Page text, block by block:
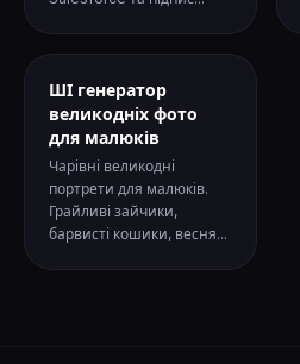
ШІ генератор
великодніх фото
для малюків
Чарівні великодні
портрети для малюків.
Грайливі зайчики,
барвисті кошики, весня...